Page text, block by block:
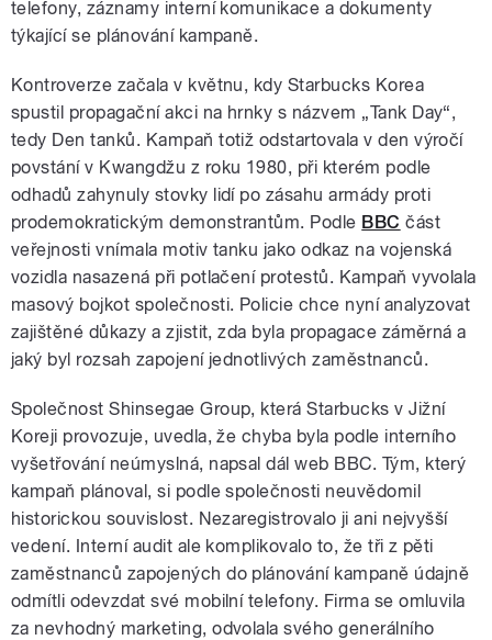
telefony, záznamy interní komunikace a dokumenty
týkající se plánování kampaně.
Kontroverze začala v květnu, kdy Starbucks Korea
spustil propagační akci na hrnky s názvem „Tank Day“,
tedy Den tanků. Kampaň totiž odstartovala v den výročí
povstání v Kwangdžu z roku 1980, při kterém podle
odhadů zahynuly stovky lidí po zásahu armády proti
prodemokratickým demonstrantům. Podle BBC část
veřejnosti vnímala motiv tanku jako odkaz na vojenská
vozidla nasazená při potlačení protestů. Kampaň vyvolala
masový bojkot společnosti. Policie chce nyní analyzovat
zajištěné důkazy a zjistit, zda byla propagace záměrná a
jaký byl rozsah zapojení jednotlivých zaměstnanců.
Společnost Shinsegae Group, která Starbucks v Jižní
Koreji provozuje, uvedla, že chyba byla podle interního
vyšetřování neúmyslná, napsal dál web BBC. Tým, který
kampaň plánoval, si podle společnosti neuvědomil
historickou souvislost. Nezaregistrovalo ji ani nejvyšší
vedení. Interní audit ale komplikovalo to, že tři z pěti
zaměstnanců zapojených do plánování kampaně údajně
odmítli odevzdat své mobilní telefony. Firma se omluvila
za nevhodný marketing, odvolala svého generálního